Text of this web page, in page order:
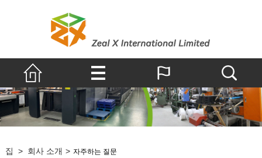
집 > 회사 소개 > 자주하는 질문